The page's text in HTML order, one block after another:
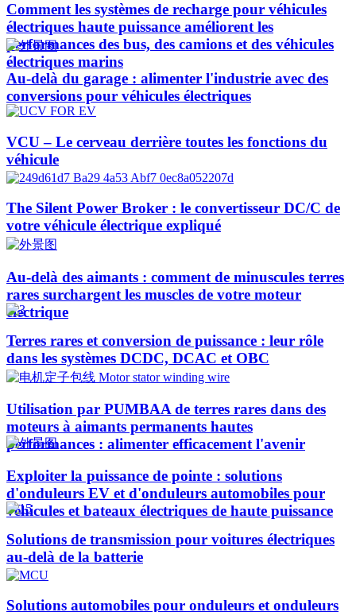
Comment les systèmes de recharge pour véhicules
électriques haute puissance améliorent les
performances des bus, des camions et des véhicules
électriques marins
Au-delà du garage : alimenter l'industrie avec des
conversions pour véhicules électriques
VCU – Le cerveau derrière toutes les fonctions du
véhicule
The Silent Power Broker : le convertisseur DC/C de
votre véhicule électrique expliqué
Au-delà des aimants : comment de minuscules terres
rares surchargent les muscles de votre moteur
électrique
Terres rares et conversion de puissance : leur rôle
dans les systèmes DCDC, DCAC et OBC
Utilisation par PUMBAA de terres rares dans des
moteurs à aimants permanents hautes
performances : alimenter efficacement l'avenir
Exploiter la puissance de pointe : solutions
d'onduleurs EV et d'onduleurs automobiles pour
véhicules et bateaux électriques de haute puissance​
Solutions de transmission pour voitures électriques
au-delà de la batterie
Solutions automobiles pour onduleurs et onduleurs